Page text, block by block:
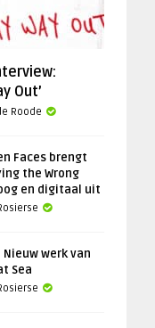
Out’
Roode
Faces brengt
the Wrong
en digitaal uit
werk van
Sea